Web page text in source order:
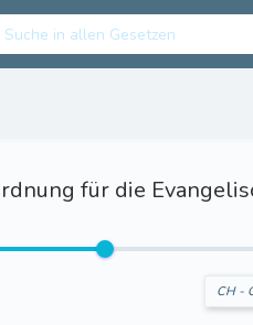
für die
CH -